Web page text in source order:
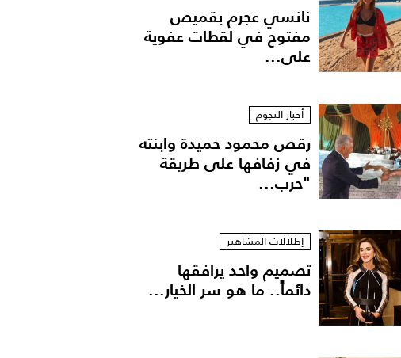
نانسي عجرم بقميص
مفتوح في لقطات عفوية
على...
أخبار النجوم
رقص محمود حميدة وابنته
في زفافها على طريقة
"حرب...
إطلالات المشاهير
تصميم واحد يرافقها
دائماً.. ما هو سر الخيار...